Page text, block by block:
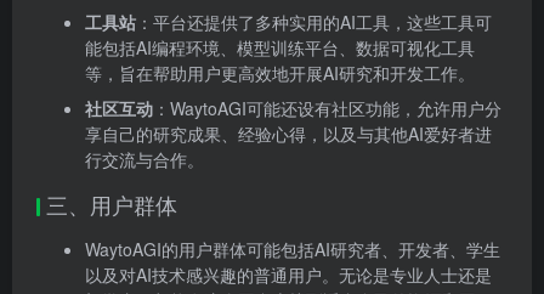
工具站 ：平台还提供了多种实用的AI工具，这些工具可
能包括AI编程环境、模型训练平台、数据可视化工具
等，旨在帮助用户更高效地开展AI研究和开发工作。
社区互动 ：WaytoAGI可能还设有社区功能，允许用户分
享自己的研究成果、经验心得，以及与其他AI爱好者进
行交流与合作。
三、用户群体
WaytoAGI的用户群体可能包括AI研究者、开发者、学生
以及对AI技术感兴趣的普通用户。无论是专业人士还是